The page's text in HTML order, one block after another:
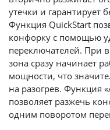
утечки и гарантирует
Функция QuickStart
конфорку с помощью
переключателей. При
зона сразу начинает
мощности, что
на разогрев. Функция
позволяет разжечь
одним поворотом